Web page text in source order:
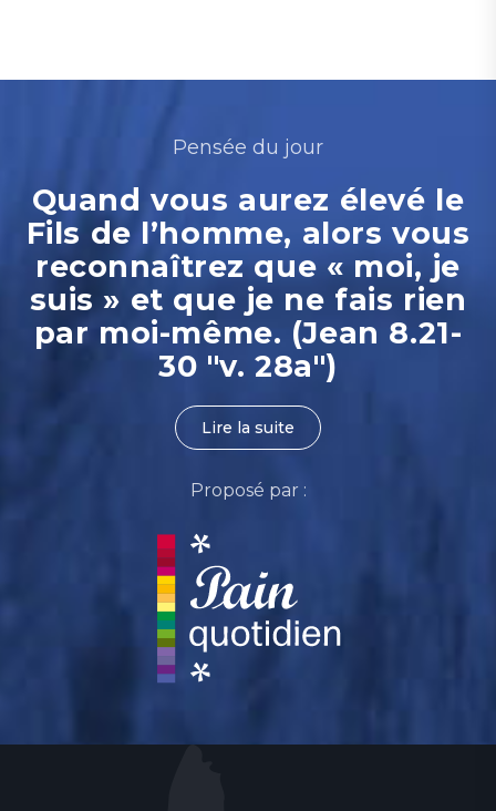
Pensée du jour
Quand vous aurez élevé le
Fils de l’homme, alors vous
reconnaîtrez que « moi, je
suis » et que je ne fais rien
par moi-même. (Jean 8.21-
30 "v. 28a")
Lire la suite
Proposé par :